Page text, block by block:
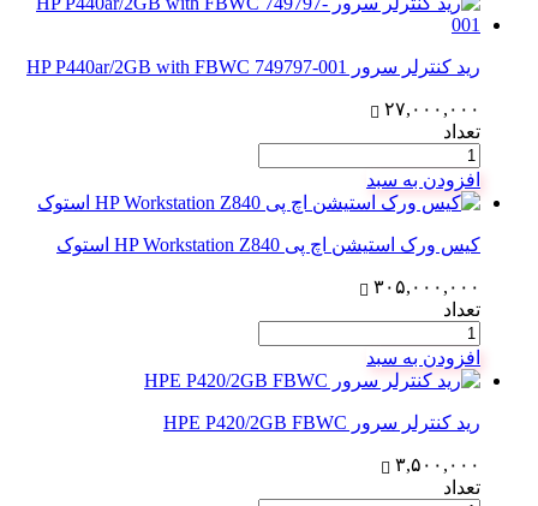
رید کنترلر سرور HP P440ar/2GB with FBWC 749797-001
۲۷,۰۰۰,۰۰۰
تعداد
افزودن به سبد
کیس ورک استیشن اچ پی HP Workstation Z840 استوک
۳۰۵,۰۰۰,۰۰۰
تعداد
افزودن به سبد
رید کنترلر سرور HPE P420/2GB FBWC
۳,۵۰۰,۰۰۰
تعداد